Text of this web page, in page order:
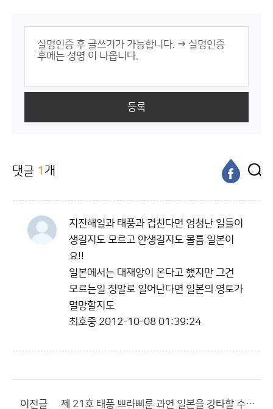
등록
댓글 1 개
지진해일과 태풍과 겹친다면 엄청난 일들이
생길지도 모르고 안생길지도 몰름 일본이
요!!
일본에서는 대재앙이 온다고 했지만 그건
모르는일 정말로 일어난다면 일본의 영토가
멸망할지도
최호중 2012-10-08 01:39:24
이전글 제 21호 태풍 쁘라삐룬 과연 일본을 강타할 수 있을까요??